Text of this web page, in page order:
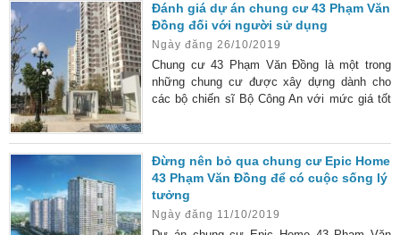
đủ với số lượng dân sinh sống trên Hà Nội
ngày càng tăng cao. Để giúp bạn đọc có thêm
sự lựa chọn, chúng tôi sẽ giới thiệu một dự
án có giá HH
Đánh giá dự án chung cư 43 Phạm Văn
Đồng đối với người sử dụng
Ngày đăng 26/10/2019
Chung cư 43 Phạm Văn Đồng là một trong
những chung cư được xây dựng dành cho
các bộ chiến sĩ Bộ Công An với mức giá tốt
cao cấp, đầy đủ tiện nghi. Mỗi chung có kết
cấu về cơ sở hạ tầng nhằm mang đến cuộc
sống như mơ đúng theo định nghĩa “chung cư
hiện đại của thế
Đừng nên bỏ qua chung cư Epic Home
43 Phạm Văn Đồng để có cuộc sống lý
tưởng
Ngày đăng 11/10/2019